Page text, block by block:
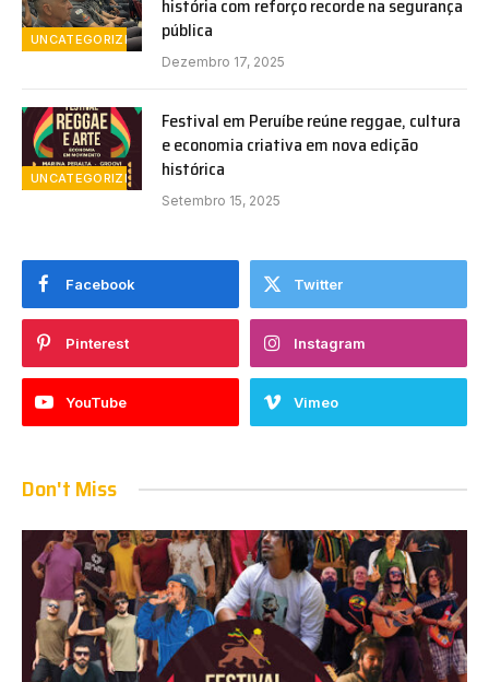
UNCATEGORIZED
história com reforço recorde na segurança
pública
Dezembro 17, 2025
UNCATEGORIZED
Festival em Peruíbe reúne reggae, cultura
e economia criativa em nova edição
histórica
Setembro 15, 2025
Facebook Twitter
Pinterest Instagram
YouTube Vimeo
Don't Miss